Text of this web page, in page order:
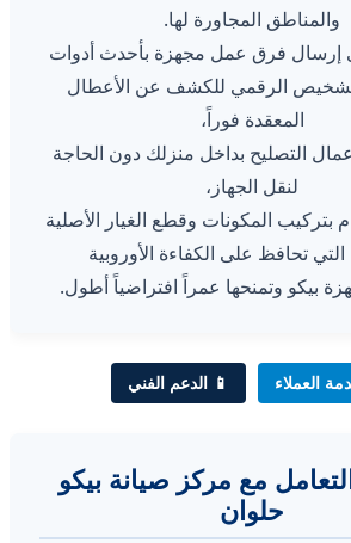
والمناطق المجاورة لها.
إرسال فرق عمل مجهزة بأحدث أدوات
الرقمي للكشف عن الأعطال
المعقدة فوراً،
التصليح بداخل منزلك دون الحاجة
لنقل الجهاز،
بتركيب المكونات وقطع الغيار الأصلية
التي تحافظ على الكفاءة الأوروبية
بيكو وتمنحها عمراً افتراضياً أطول.
العملاء 📱 الدعم الفني
مع مركز صيانة بيكو
حلوان